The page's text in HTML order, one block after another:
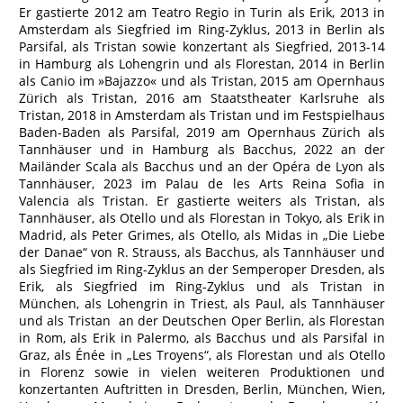
Er gastierte 2012 am Teatro Regio in Turin als Erik, 2013 in
Amsterdam als Siegfried im Ring-Zyklus, 2013 in Berlin als
Parsifal, als Tristan sowie konzertant als Siegfried, 2013-14
in Hamburg als Lohengrin und als Florestan, 2014 in Berlin
als Canio im »Bajazzo« und als Tristan, 2015 am Opernhaus
Zürich als Tristan, 2016 am Staatstheater Karlsruhe als
Tristan, 2018 in Amsterdam als Tristan und im Festspielhaus
Baden-Baden als Parsifal, 2019 am Opernhaus Zürich als
Tannhäuser und in Hamburg als Bacchus, 2022 an der
Mailänder Scala als Bacchus und an der Opéra de Lyon als
Tannhäuser, 2023 im Palau de les Arts Reina Sofia in
Valencia als Tristan. Er gastierte weiters als Tristan, als
Tannhäuser, als Otello und als Florestan in Tokyo, als Erik in
Madrid, als Peter Grimes, als Otello, als Midas in „Die Liebe
der Danae“ von R. Strauss, als Bacchus, als Tannhäuser und
als Siegfried im Ring-Zyklus an der Semperoper Dresden, als
Erik, als Siegfried im Ring-Zyklus und als Tristan in
München, als Lohengrin in Triest, als Paul, als Tannhäuser
und als Tristan an der Deutschen Oper Berlin, als Florestan
in Rom, als Erik in Palermo, als Bacchus und als Parsifal in
Graz, als Énée in „Les Troyens“, als Florestan und als Otello
in Florenz sowie in vielen weiteren Produktionen und
konzertanten Auftritten in Dresden, Berlin, München, Wien,